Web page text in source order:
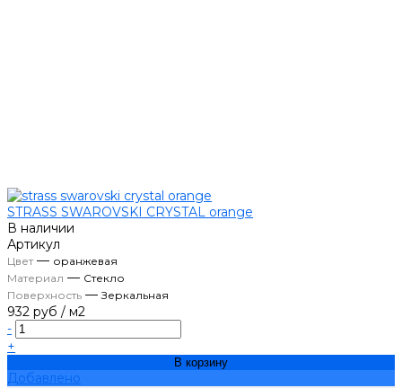
STRASS SWAROVSKI CRYSTAL orange
В наличии
Артикул
Цвет— оранжевая
Материал — Стекло
Поверхность —Зеркальная
932 руб / м2
-
+
В корзину
Добавлено